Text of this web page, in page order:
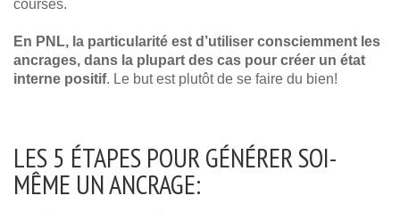
courses.
En PNL, la particularité est d’utiliser consciemment les
ancrages, dans la plupart des cas pour créer un état
interne positif. Le but est plutôt de se faire du bien!
LES 5 ÉTAPES POUR GÉNÉRER SOI-
MÊME UN ANCRAGE: